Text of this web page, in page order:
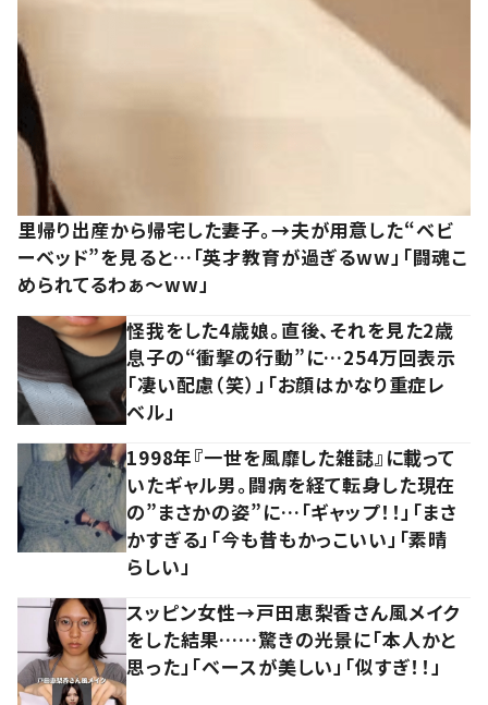
里帰り出産から帰宅した妻子。→夫が用意した“ベビ
ーベッド”を見ると…「英才教育が過ぎるww」「闘魂こ
められてるわぁ～ww」
怪我をした4歳娘。直後、それを見た2歳
息子の“衝撃の行動”に…254万回表示
「凄い配慮（笑）」「お顔はかなり重症レ
ベル」
1998年『一世を風靡した雑誌』に載って
いたギャル男。闘病を経て転身した現在
の”まさかの姿”に…「ギャップ！！」「まさ
かすぎる」「今も昔もかっこいい」「素晴
らしい」
スッピン女性→戸田恵梨香さん風メイク
をした結果……驚きの光景に「本人かと
思った」「ベースが美しい」「似すぎ！！」